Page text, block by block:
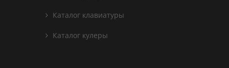
Каталог клавиатуры
Каталог кулеры